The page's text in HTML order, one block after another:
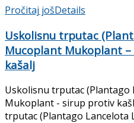
Pročitaj jošDetails
Uskolisnu trputac
Mucoplant Mukoplant
kašalj
Uskolisnu trputac (Plantago
Mukoplant - sirup protiv
trputac (Plantago Lancelota